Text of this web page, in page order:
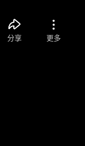
分享 更多